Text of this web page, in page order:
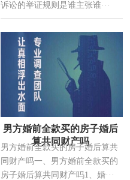
诉讼的举证规则是谁主张谁···
男方婚前全款买的房子婚后
算共同财产吗
男方婚前全款买的房子婚后算共
同财产吗一、男方婚前全款买的
房子婚后算共同财产吗1、婚···